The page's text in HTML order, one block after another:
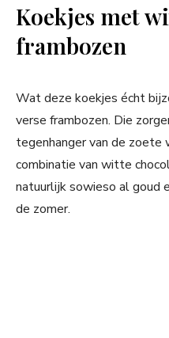
Koekjes met
frambozen
Wat deze koekjes écht
verse frambozen. Die
tegenhanger van de zoete
combinatie van witte
natuurlijk sowieso al goud
de zomer.